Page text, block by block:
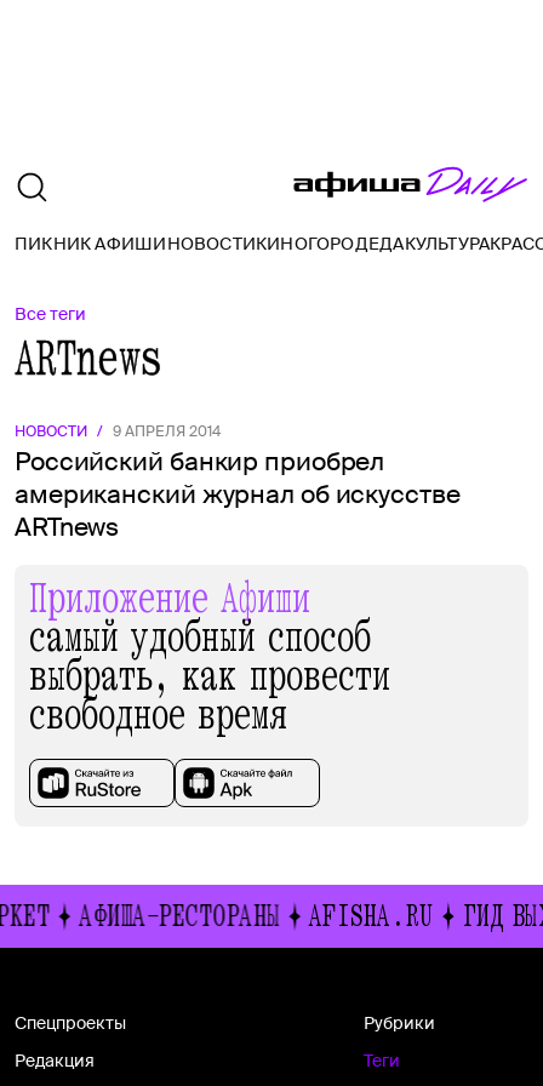
ПИКНИК АФИШИНОВОСТИКИНОГОРОДЕДАКУЛЬТУРА
Все теги
ARTnews
НОВОСТИ / 9 АПРЕЛЯ 2014
Российский банкир приобрел
американский журнал об искусстве
ARTnews
Приложение Афиши
самый удобный способ
выбрать, как провести
свободное время
АФИША-РЕСТОРАНЫ AFISHA.RU ГИД
Спецпроекты
Редакция
Рубрики
Теги